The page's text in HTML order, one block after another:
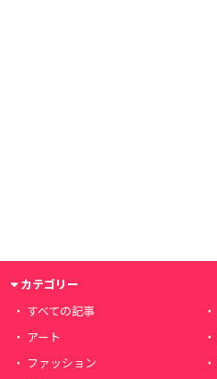
カテゴリー
すべての記事
アート
ファッション